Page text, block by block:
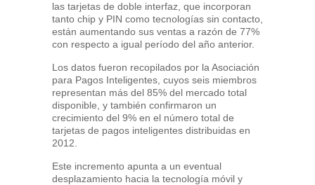
las tarjetas de doble interfaz, que incorporan
tanto chip y PIN como tecnologías sin contacto,
están aumentando sus ventas a razón de 77%
con respecto a igual período del año anterior.
Los datos fueron recopilados por la Asociación
para Pagos Inteligentes, cuyos seis miembros
representan más del 85% del mercado total
disponible, y también confirmaron un
crecimiento del 9% en el número total de
tarjetas de pagos inteligentes distribuidas en
2012.
Este incremento apunta a un eventual
desplazamiento hacia la tecnología móvil y